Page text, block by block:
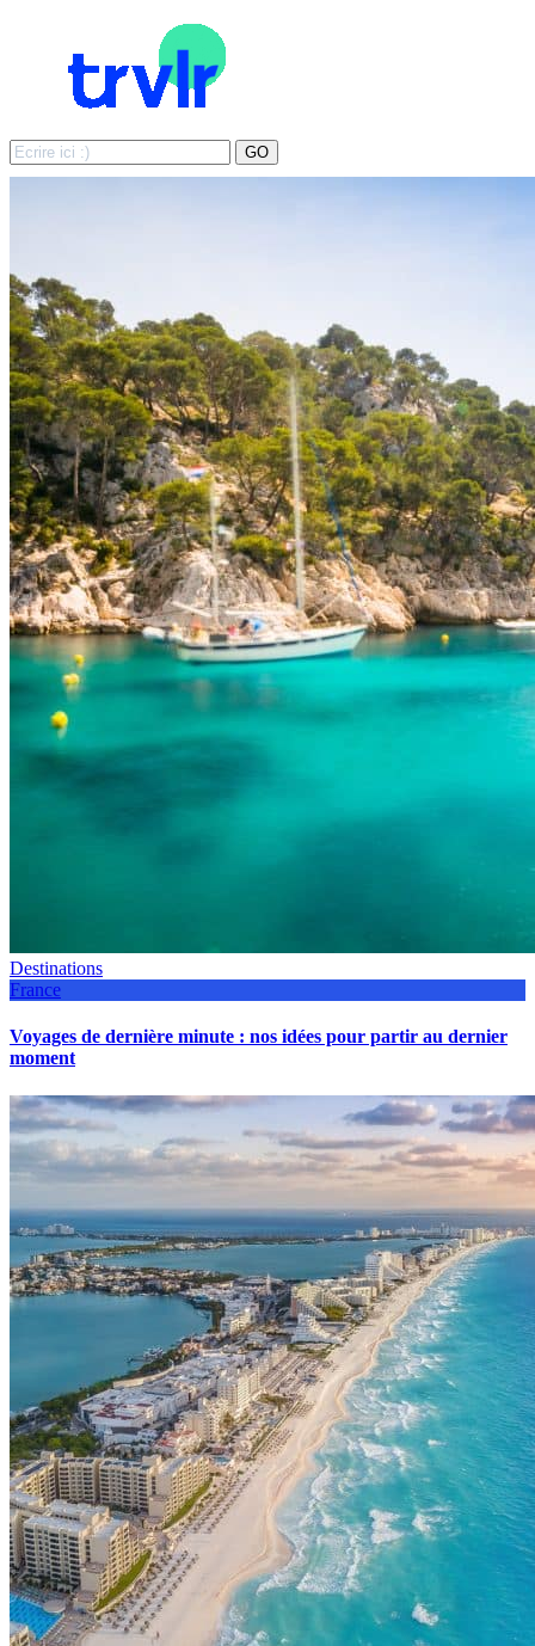
Search
for:
GO
Destinations
France
Voyages de dernière minute : nos idées pour partir au dernier
moment